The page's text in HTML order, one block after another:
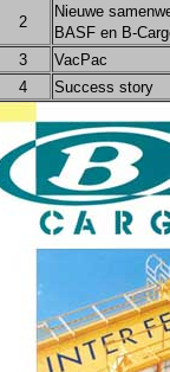
2
Nieuwe
BASF en B-
3
VacPac
4 Success story